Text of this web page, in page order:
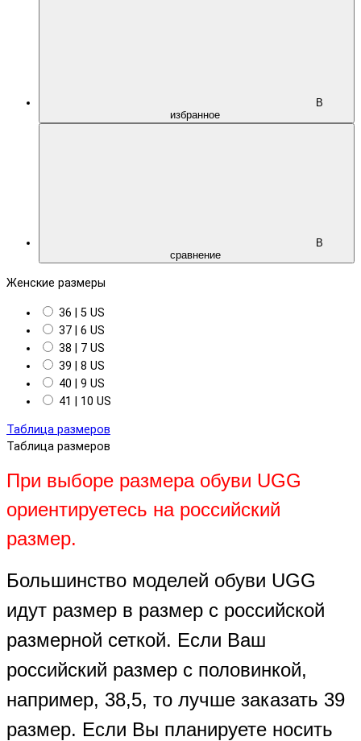
В
избранное
В
сравнение
Женские размеры
36 | 5 US
37 | 6 US
38 | 7 US
39 | 8 US
40 | 9 US
41 | 10 US
Таблица размеров
Таблица размеров
При выборе размера обуви UGG
ориентируетесь на российский
размер.
Большинство моделей обуви UGG
идут размер в размер с российской
размерной сеткой. Если Ваш
российский размер с половинкой,
например, 38,5, то лучше заказать 39
размер. Если Вы планируете носить